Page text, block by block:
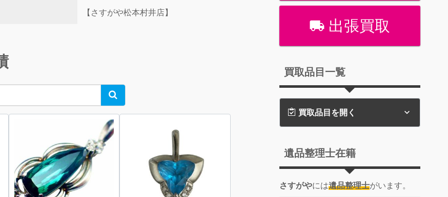
【さすがや松本村井店】
Search
出張買取
買取品目一覧
買取品目を開く
遺品整理士在籍
さすがやには遺品整理士がいます。